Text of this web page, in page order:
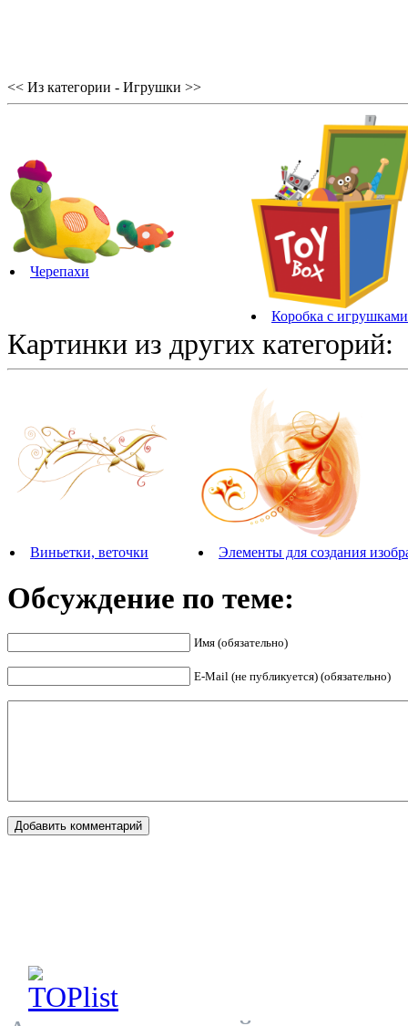
<< Из категории - Игрушки >>
Черепахи
Коробка с игрушками
Картинки из других категорий:
Виньетки, веточки Элементы для создания
Обсуждение по теме:
Имя (обязательно)
E-Mail (не публикуется) (обязательно)